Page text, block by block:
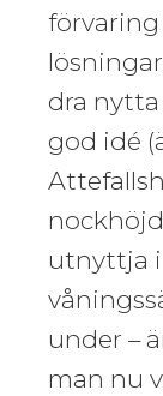
dra nytta
god idé
utnyttja i
under –
man nu